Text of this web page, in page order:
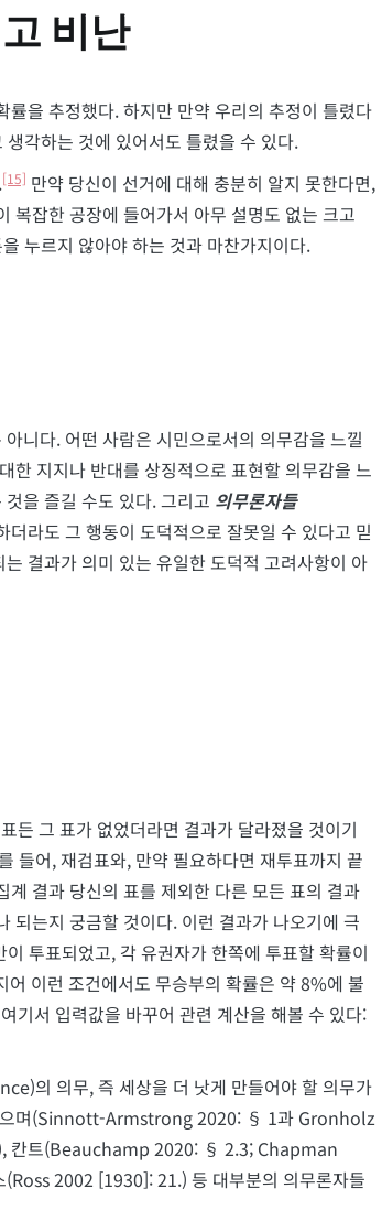
비난
을 추정했다. 하지만 만약 우리의 추정이 틀렸다
각하는 것에 있어서도 틀렸을 수 있다.
[15] 만약 당신이 선거에 대해 충분히 알지 못한다면,
복잡한 공장에 들어가서 아무 설명도 없는 크고
누르지 않아야 하는 것과 마찬가지이다.
니다. 어떤 사람은 시민으로서의 의무감을 느낄
한 지지나 반대를 상징적으로 표현할 의무감을 느
을 즐길 수도 있다. 그리고 의무론자들
라도 그 행동이 도덕적으로 잘못일 수 있다고 믿
결과가 의미 있는 유일한 도덕적 고려사항이 아
든 그 표가 없었더라면 결과가 달라졌을 것이기
들어, 재검표와, 만약 필요하다면 재투표까지 끝
결과 당신의 표를 제외한 다른 모든 표의 결과
되는지 궁금할 것이다. 이런 결과가 나오기에 극
투표되었고, 각 유권자가 한쪽에 투표할 확률이
이런 조건에서도 무승부의 확률은 약 8%에 불
기서 입력값을 바꾸어 관련 계산을 해볼 수 있다:
의 의무, 즉 세상을 더 낫게 만들어야 할 의무가
으며(Sinnott-Armstrong 2020: § 1과 Gronholz
칸트(Beauchamp 2020: § 2.3; Chapman
(Ross 2002 [1930]: 21.) 등 대부분의 의무론자들